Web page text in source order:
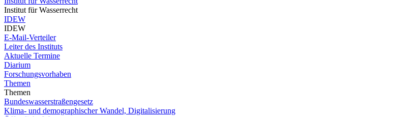
Institut für Wasserrecht
IDEW
IDEW
E-Mail-Verteiler
Leiter des Instituts
Aktuelle Termine
Diarium
Forschungsvorhaben
Themen
Themen
Bundeswasserstraßengesetz
Klima- und demographischer Wandel, Digitalisierung